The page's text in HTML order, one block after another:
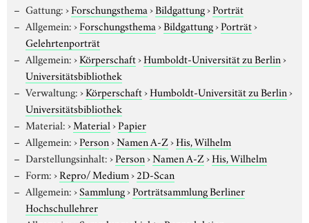
Gattung:›Forschungsthema›Bildgattung›Porträt
Allgemein:›Forschungsthema›Bildgattung›Porträt›
Gelehrtenporträt
Allgemein:›Körperschaft›Humboldt-Universität zu Berlin›
Universitätsbibliothek
Verwaltung:›Körperschaft›Humboldt-Universität zu Berlin›
Universitätsbibliothek
Material:›Material›Papier
Allgemein:›Person›Namen A-Z›His, Wilhelm
Darstellungsinhalt:›Person›Namen A-Z›His, Wilhelm
Form:›Repro/ Medium›2D-Scan
Allgemein:›Sammlung›Porträtsammlung Berliner
Hochschullehrer